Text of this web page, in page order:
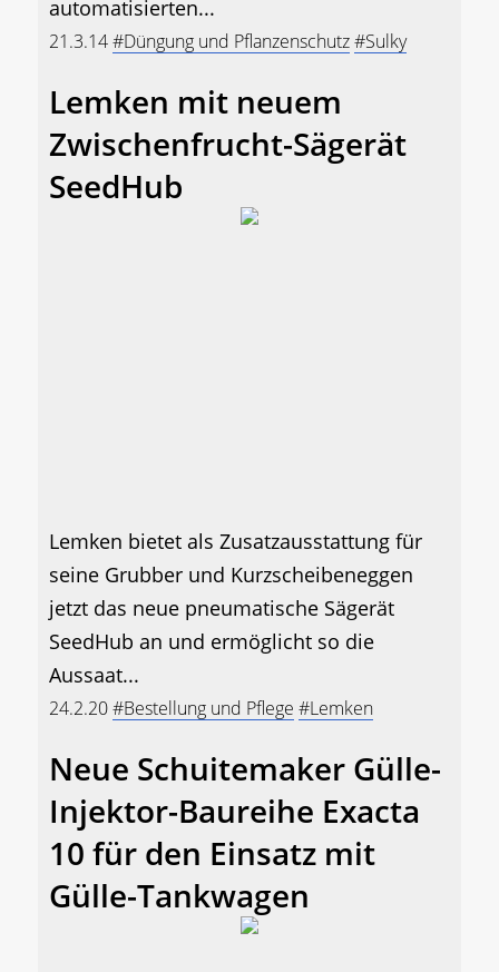
automatisierten...
21.3.14#Düngung und Pflanzenschutz#Sulky
Lemken mit neuem
Zwischenfrucht-Sägerät
SeedHub
Lemken bietet als Zusatzausstattung für
seine Grubber und Kurzscheibeneggen
jetzt das neue pneumatische Sägerät
SeedHub an und ermöglicht so die
Aussaat...
24.2.20#Bestellung und Pflege #Lemken
Neue Schuitemaker Gülle-
Injektor-Baureihe Exacta
10 für den Einsatz mit
Gülle-Tankwagen